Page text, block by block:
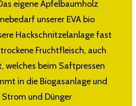
eigene Apfelbaumholz
unserer EVA bio
Hackschnitzelanlage fast
Fruchtfleisch, auch
welches beim Saftpressen
in die Biogasanlage und
und Dünger